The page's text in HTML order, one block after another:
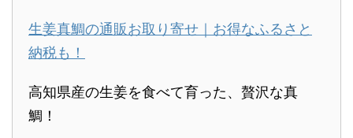
生姜真鯛の通販お取り寄せ｜お得なふるさと
納税も！
高知県産の生姜を食べて育った、贅沢な真
鯛！